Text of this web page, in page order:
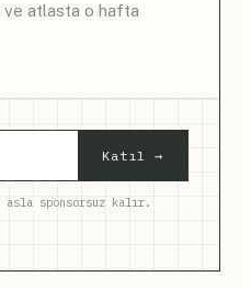
ve atlasta o hafta
Katıl →
sponsorsuz kalır.